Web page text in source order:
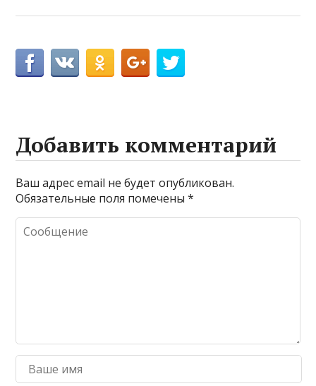
Добавить комментарий
Ваш адрес email не будет опубликован.
Обязательные поля помечены*